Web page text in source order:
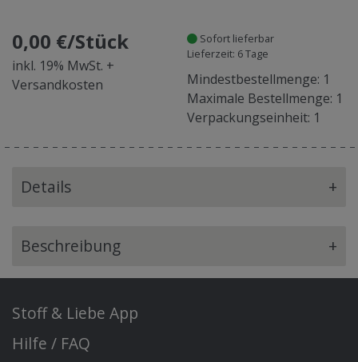
0,00 €/Stück
inkl. 19% MwSt. +
Versandkosten
Sofort lieferbar
Lieferzeit: 6 Tage
Mindestbestellmenge: 1
Maximale Bestellmenge: 1
Verpackungseinheit: 1
Details +
Beschreibung +
Stoff & Liebe App
Hilfe / FAQ